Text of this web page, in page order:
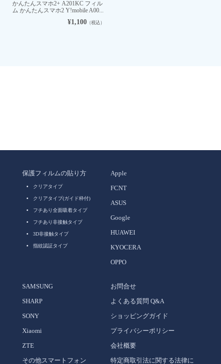
かんたんスマホ2+ A201KC フィル
ム かんたんスマホ2 Y!mobile A00...
¥1,100（税込）
保護フィルムの貼り方
クリアタイプ
クリアタイプ(ガイド枠付)
フチあり全面吸着タイプ
フチあり非接触タイプ
3D非接触タイプ
指紋認証タイプ
Apple
FCNT
ASUS
Google
HUAWEI
KYOCERA
OPPO
SAMSUNG
SHARP
SONY
Xiaomi
ZTE
その他スマートフォン
お問合せ
よくある質問 Q&A
ショッピングガイド
プライバシーポリシー
会社概要
特定商取引法に関する法律に